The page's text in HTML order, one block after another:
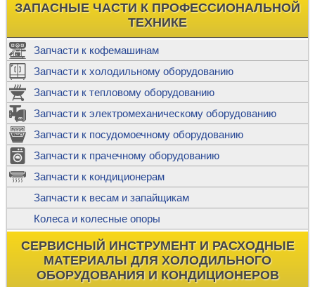
ЗАПАСНЫЕ ЧАСТИ К ПРОФЕССИОНАЛЬНОЙ
ТЕХНИКЕ
Запчасти к кофемашинам
Запчасти к холодильному оборудованию
Запчасти к тепловому оборудованию
Запчасти к электромеханическому оборудованию
Запчасти к посудомоечному оборудованию
Запчасти к прачечному оборудованию
Запчасти к кондиционерам
Запчасти к весам и запайщикам
Колеса и колесные опоры
СЕРВИСНЫЙ ИНСТРУМЕНТ И РАСХОДНЫЕ
МАТЕРИАЛЫ ДЛЯ ХОЛОДИЛЬНОГО
ОБОРУДОВАНИЯ И КОНДИЦИОНЕРОВ